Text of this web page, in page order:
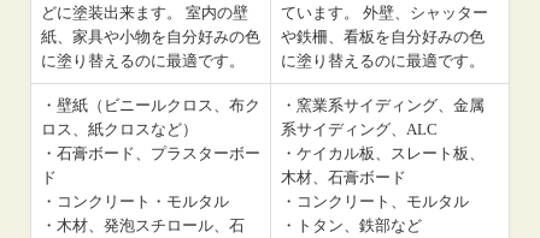
どに塗装出来ます。 室内の壁
紙、家具や小物を自分好みの色
に塗り替えるのに最適です。
ています。 外壁、シャッター
や鉄柵、看板を自分好みの色
に塗り替えるのに最適です。
・壁紙（ビニールクロス、布ク
ロス、紙クロスなど）
・石膏ボード、プラスターボー
ド
・コンクリート・モルタル
・木材、発泡スチロール、石
・窯業系サイディング、金属
系サイディング、ALC
・ケイカル板、スレート板、
木材、石膏ボード
・コンクリート、モルタル
・トタン、鉄部など